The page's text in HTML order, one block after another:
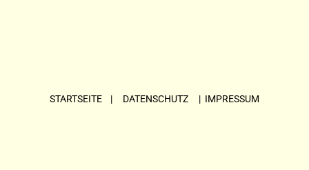
STARTSEITE | DATENSCHUTZ | IMPRESSUM